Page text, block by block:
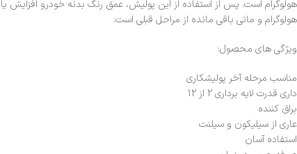
هولوگرام و ماتی باقی مانده از مراحل قبلی است.
ویژگی های محصول:
مناسب مرحله آخر پولیشکاری
داری قدرت لایه برداری 2 از 12
براق کننده
عاری از سیلیکون و سیلنت
استفاده آسان